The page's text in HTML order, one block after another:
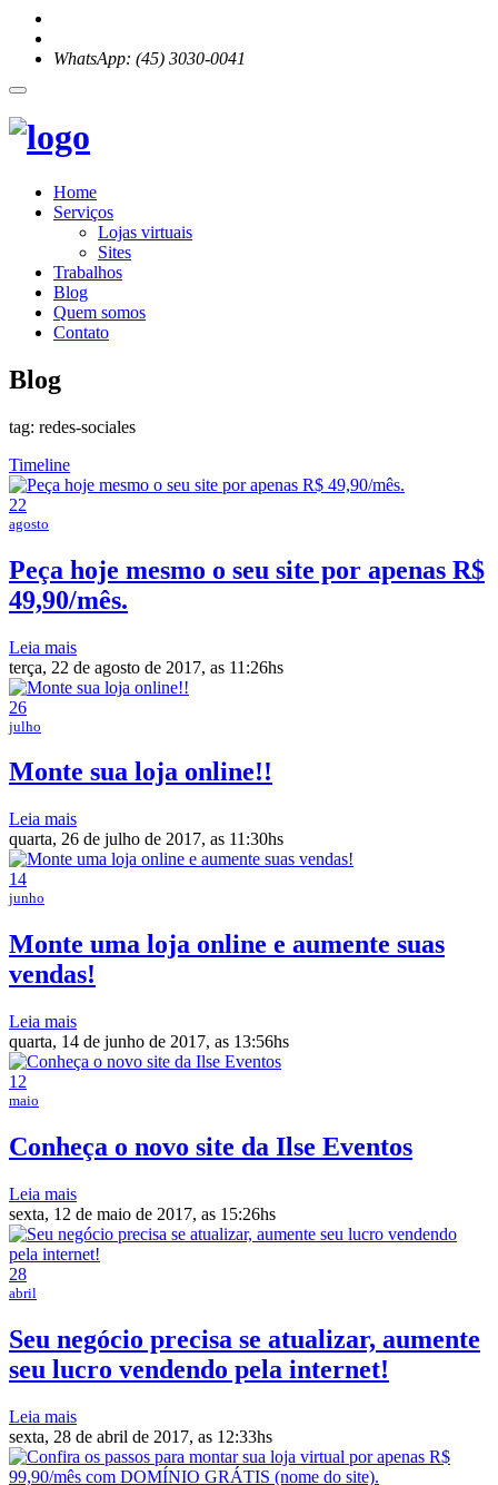
WhatsApp: (45) 3030-0041
Home
Serviços
Lojas virtuais
Sites
Trabalhos
Blog
Quem somos
Contato
Blog
tag: redes-sociales
Timeline
22
agosto
Peça hoje mesmo o seu site por apenas R$
49,90/mês.
Leia mais
terça, 22 de agosto de 2017, as 11:26hs
26
julho
Monte sua loja online!!
Leia mais
quarta, 26 de julho de 2017, as 11:30hs
14
junho
Monte uma loja online e aumente suas
vendas!
Leia mais
quarta, 14 de junho de 2017, as 13:56hs
12
maio
Conheça o novo site da Ilse Eventos
Leia mais
sexta, 12 de maio de 2017, as 15:26hs
28
abril
Seu negócio precisa se atualizar, aumente
seu lucro vendendo pela internet!
Leia mais
sexta, 28 de abril de 2017, as 12:33hs